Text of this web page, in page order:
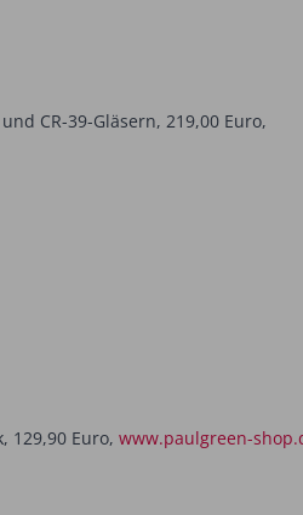
CR-39-Gläsern, 219,00 Euro,
129,90 Euro, www.paulgreen-